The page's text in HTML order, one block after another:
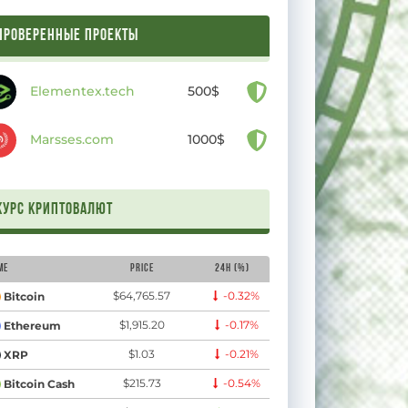
ПРОЕКТЫ
Elementex.tech 500$
Marsses.com 1000$
криптовалют
Price 24H (%)
Bitcoin $64,765.57 -0.32%
Ethereum $1,915.20 -0.17%
XRP $1.03 -0.21%
Bitcoin Cash $215.73 -0.54%